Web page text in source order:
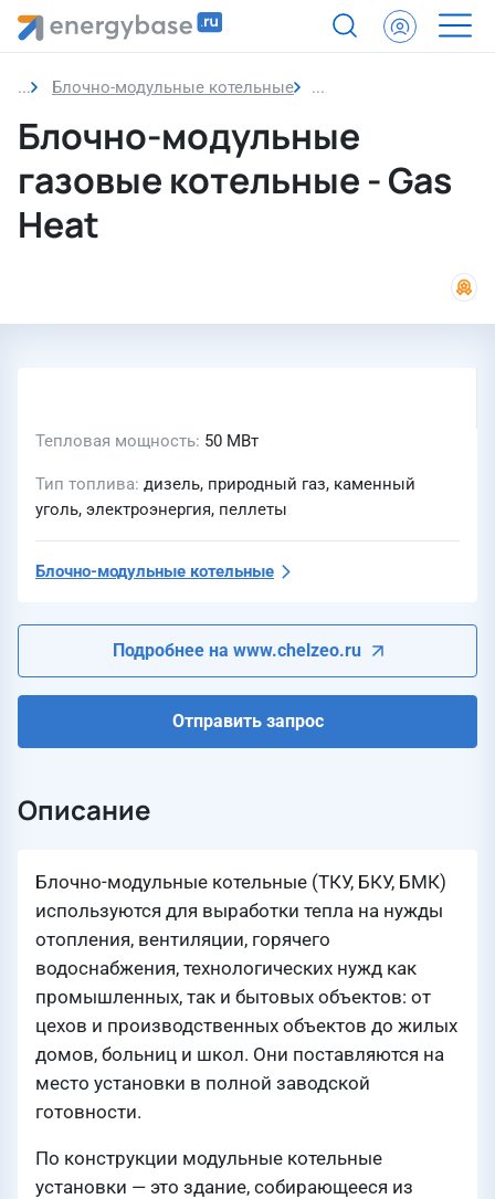
Блочно-модульные котельные Блочно-модульные
Блочно-модульные
газовые котельные - Gas
Heat
Тепловая мощность 50 МВт
Тип топлива дизель, природный газ, каменный
уголь, электроэнергия, пеллеты
Блочно-модульные котельные
Подробнее на www.chelzeo.ru
Отправить запрос
Описание
Блочно-модульные котельные (ТКУ, БКУ, БМК)
используются для выработки тепла на нужды
отопления, вентиляции, горячего
водоснабжения, технологических нужд как
промышленных, так и бытовых объектов: от
цехов и производственных объектов до жилых
домов, больниц и школ. Они поставляются на
место установки в полной заводской
готовности.
По конструкции модульные котельные
установки — это здание, собирающееся из